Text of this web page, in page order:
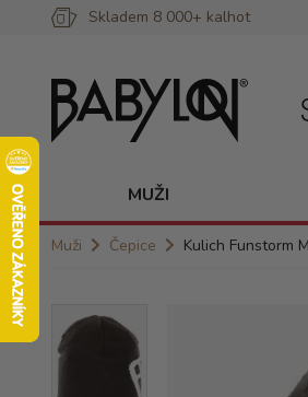
Skladem 8 000+ kalhot
MUŽI
Muži Čepice Kulich Funstorm